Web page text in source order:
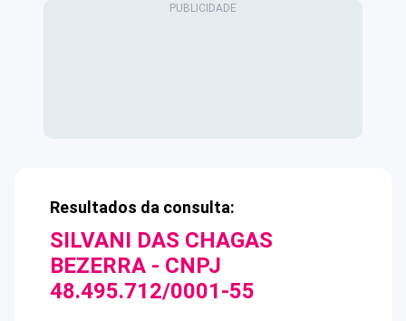
Resultados da consulta:
SILVANI DAS CHAGAS
BEZERRA - CNPJ
48.495.712/0001-55